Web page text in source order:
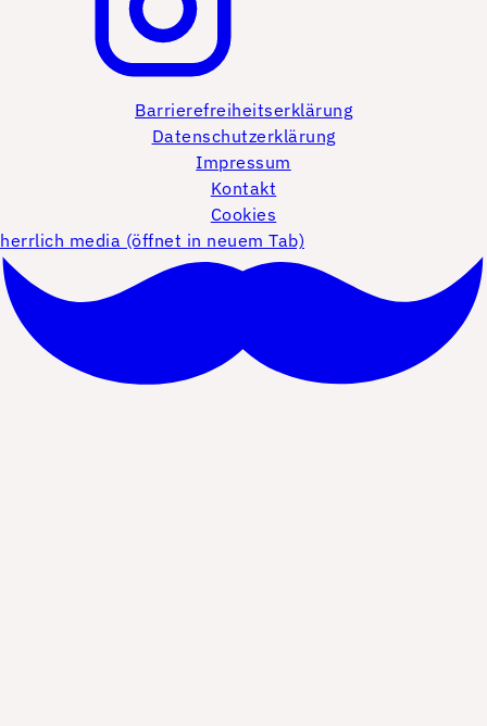
Barrierefreiheitserklärung
Datenschutzerklärung
Impressum
Kontakt
Cookies
herrlich media (öffnet in neuem Tab)